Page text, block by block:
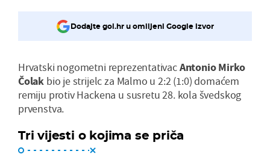
Dodajte gol.hr u omiljeni Google izvor
Hrvatski nogometni reprezentativacAntonio Mirko
Čolak bio je strijelc za Malmo u 2:2 (1:0) domaćem
remiju protiv Hackena u susretu 28. kola švedskog
prvenstva.
Tri vijesti o kojima se priča